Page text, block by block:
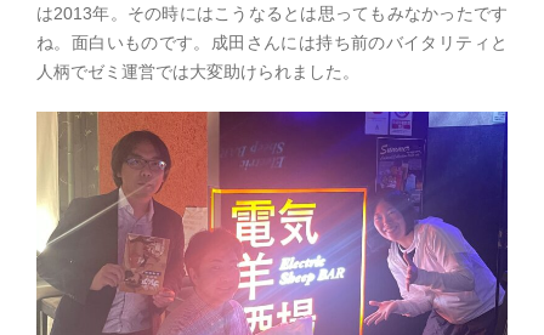
は2013年。その時にはこうなるとは思ってもみなかったです
ね。面白いものです。成田さんには持ち前のバイタリティと
人柄でゼミ運営では大変助けられました。